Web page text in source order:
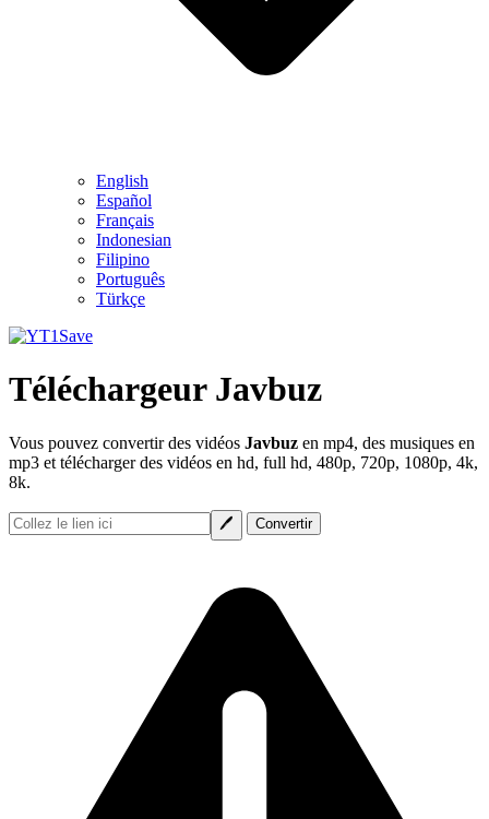
English
Español
Français
Indonesian
Filipino
Português
Türkçe
Téléchargeur Javbuz
Vous pouvez convertir des vidéos Javbuz en mp4, des musiques en
mp3 et télécharger des vidéos en hd, full hd, 480p, 720p, 1080p, 4k,
8k.